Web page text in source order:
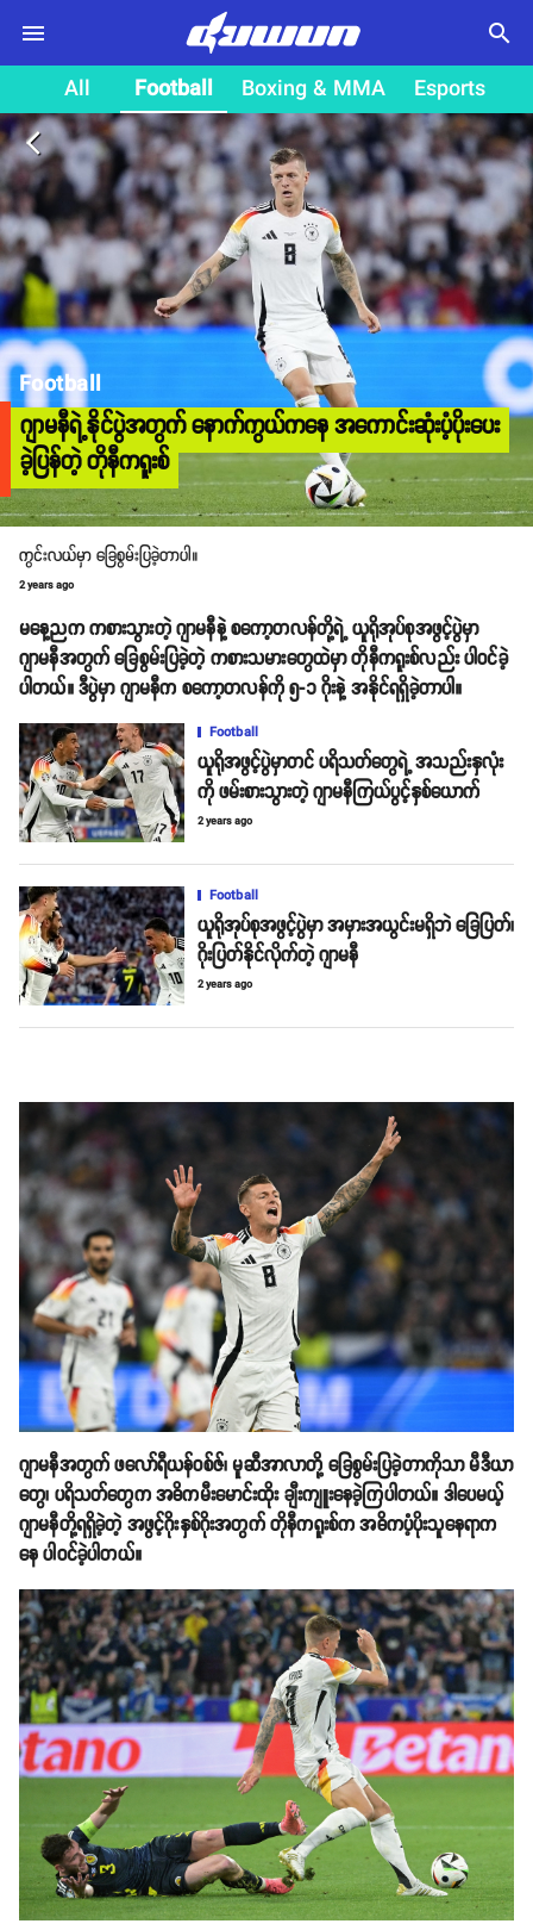
search
All Football Boxing & MMA Esports
arrow_back_ios
Football
ဂျာမနီရဲ့နိုင်ပွဲအတွက် နောက်ကွယ်ကနေ အကောင်းဆုံးပံ့ပိုးပေး
ခဲ့ပြန်တဲ့ တိုနီကရူးစ်
ကွင်းလယ်မှာ ခြေစွမ်းပြခဲ့တာပါ။
2 years ago
မနေ့ညက ကစားသွားတဲ့ ဂျာမနီနဲ့ စကော့တလန်တို့ရဲ့ ယူရိုအုပ်စုအဖွင့်ပွဲမှာ
ဂျာမနီအတွက် ခြေစွမ်းပြခဲ့တဲ့ ကစားသမားတွေထဲမှာ တိုနီကရူးစ်လည်း ပါဝင်ခဲ့
ပါတယ်။ ဒီပွဲမှာ ဂျာမနီက စကော့တလန်ကို ၅-၁ ဂိုးနဲ့ အနိုင်ရရှိခဲ့တာပါ။
Football
ယူရိုအဖွင့်ပွဲမှာတင် ပရိသတ်တွေရဲ့ အသည်းနှလုံး
ကို ဖမ်းစားသွားတဲ့ ဂျာမနီကြယ်ပွင့်နှစ်ယောက်
2 years ago
Football
ယူရိုအုပ်စုအဖွင့်ပွဲမှာ အမှားအယွင်းမရှိဘဲ ခြေပြတ်၊
ဂိုးပြတ်နိုင်လိုက်တဲ့ ဂျာမနီ
2 years ago
ဂျာမနီအတွက် ဖလော်ရီယန်ဝစ်ဇ်၊ မူဆီအာလာတို့ ခြေစွမ်းပြခဲ့တာကိုသာ မီဒီယာ
တွေ၊ ပရိသတ်တွေက အဓိကမီးမောင်းထိုး ချီးကျူးနေခဲ့ကြပါတယ်။ ဒါပေမယ့်
ဂျာမနီတို့ရရှိခဲ့တဲ့ အဖွင့်ဂိုးနှစ်ဂိုးအတွက် တိုနီကရူးစ်က အဓိကပံ့ပိုးသူနေရာက
နေ ပါဝင်ခဲ့ပါတယ်။